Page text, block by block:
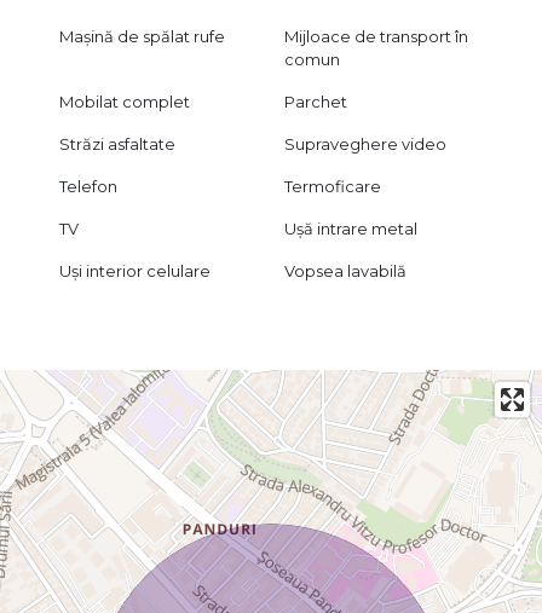
Mașină de spălat rufe
Mijloace de transport în
comun
Mobilat complet Parchet
Străzi asfaltate Supraveghere video
Telefon Termoficare
TV Ușă intrare metal
Uși interior celulare Vopsea lavabilă